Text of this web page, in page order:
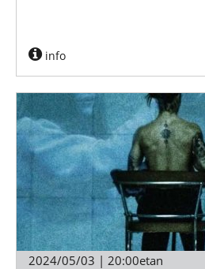
info
2024/05/03 | 20:00etan